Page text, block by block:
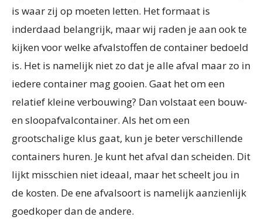
is waar zij op moeten letten. Het formaat is
inderdaad belangrijk, maar wij raden je aan ook te
kijken voor welke afvalstoffen de container bedoeld
is. Het is namelijk niet zo dat je alle afval maar zo in
iedere container mag gooien. Gaat het om een
relatief kleine verbouwing? Dan volstaat een bouw-
en sloopafvalcontainer. Als het om een
grootschalige klus gaat, kun je beter verschillende
containers huren. Je kunt het afval dan scheiden. Dit
lijkt misschien niet ideaal, maar het scheelt jou in
de kosten. De ene afvalsoort is namelijk aanzienlijk
goedkoper dan de andere.